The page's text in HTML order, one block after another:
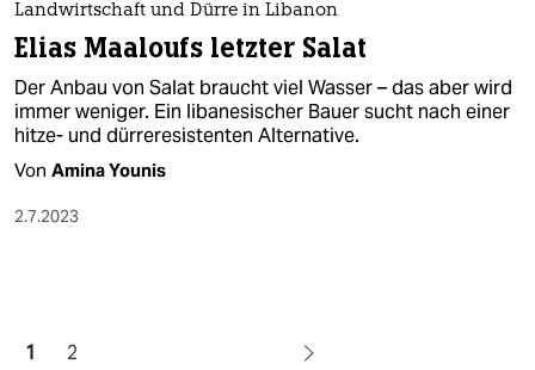
Landwirtschaft und Dürre in Libanon
Elias Maaloufs letzter Salat
Der Anbau von Salat braucht viel Wasser – das aber wird
immer weniger. Ein libanesischer Bauer sucht nach einer
hitze- und dürreresistenten Alternative.
Von Amina Younis
2.7.2023
1 2